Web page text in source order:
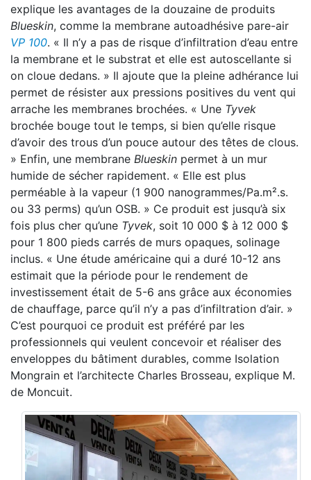
explique les avantages de la douzaine de produits
Blueskin, comme la membrane autoadhésive pare-air
VP 100. « Il n’y a pas de risque d’infiltration d’eau entre
la membrane et le substrat et elle est autoscellante si
on cloue dedans. » Il ajoute que la pleine adhérance lui
permet de résister aux pressions positives du vent qui
arrache les membranes brochées. « Une Tyvek
brochée bouge tout le temps, si bien qu’elle risque
d’avoir des trous d’un pouce autour des têtes de clous.
» Enfin, une membrane Blueskin permet à un mur
humide de sécher rapidement. « Elle est plus
perméable à la vapeur (1 900 nanogrammes/Pa.m².s.
ou 33 perms) qu’un OSB. » Ce produit est jusqu’à six
fois plus cher qu’une Tyvek, soit 10 000 $ à 12 000 $
pour 1 800 pieds carrés de murs opaques, solinage
inclus. « Une étude américaine qui a duré 10-12 ans
estimait que la période pour le rendement de
investissement était de 5-6 ans grâce aux économies
de chauffage, parce qu’il n’y a pas d’infiltration d’air. »
C’est pourquoi ce produit est préféré par les
professionnels qui veulent concevoir et réaliser des
enveloppes du bâtiment durables, comme Isolation
Mongrain et l’architecte Charles Brosseau, explique M.
de Moncuit.